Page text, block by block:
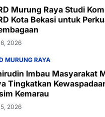
Murung Raya Studi
Kota Bekasi untuk
2026
MURUNG RAYA
Imbau Masyarakat
Tingkatkan
Kemarau
2026